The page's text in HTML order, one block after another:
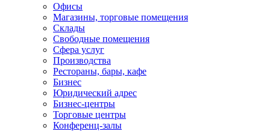
Офисы
Магазины, торговые помещения
Склады
Свободные помещения
Сфера услуг
Производства
Рестораны, бары, кафе
Бизнес
Юридический адрес
Бизнес-центры
Торговые центры
Конференц-залы